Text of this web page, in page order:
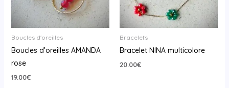
Boucles d'oreilles
Boucles d’oreilles AMANDA
rose
19.00€
Bracelets
Bracelet NINA multicolore
20.00€